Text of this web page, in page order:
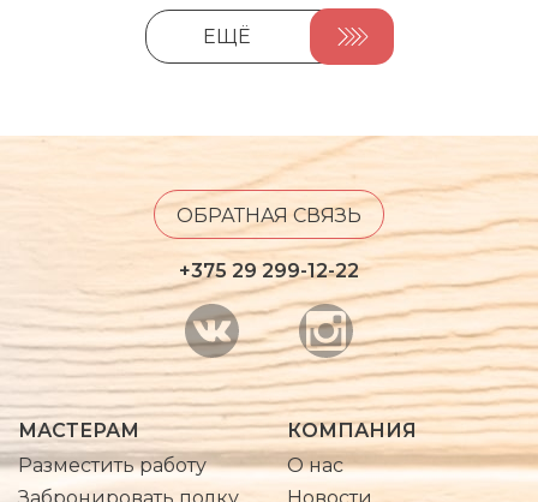
ЕЩЁ
ОБРАТНАЯ СВЯЗЬ
+375 29 299-12-22
МАСТЕРАМ
Разместить работу
КОМПАНИЯ
О нас